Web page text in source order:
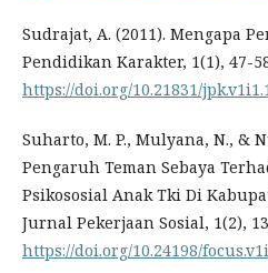
Sudrajat, A. (2011). Mengapa
Pendidikan Karakter, 1(1), 47-
https://doi.org/10.21831/
Suharto, M. P., Mulyana, N., &
Pengaruh Teman Sebaya
Psikososial Anak Tki Di
Jurnal Pekerjaan Sosial, 1(2),
https://doi.org/10.24198/